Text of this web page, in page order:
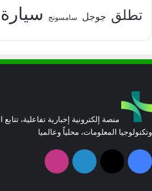
تطلق جوجل سامسونج سيارة
منصة إلكترونية إخبارية تفاعلية،
وتكنولوجيا المعلومات، محلياً وعالميا
فيسبوك
‫X لينكدإن انستقرام